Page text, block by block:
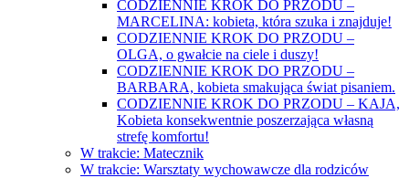
CODZIENNIE KROK DO PRZODU –
MARCELINA: kobieta, która szuka i znajduje!
CODZIENNIE KROK DO PRZODU –
OLGA, o gwałcie na ciele i duszy!
CODZIENNIE KROK DO PRZODU –
BARBARA, kobieta smakująca świat pisaniem.
CODZIENNIE KROK DO PRZODU – KAJA,
Kobieta konsekwentnie poszerzająca własną
strefę komfortu!
W trakcie: Matecznik
W trakcie: Warsztaty wychowawcze dla rodziców